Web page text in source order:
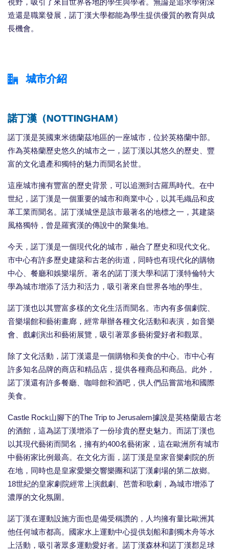
視野，吸引了來自世界各地的學生與學者。無論是追求學術深
造還是職業發展，諾丁漢大學都能為學生提供優質的教育與成
長機會。
城市介紹
諾丁漢（NOTTINGHAM）
諾丁漢是英國東米德蘭茲地區的一座城市，位於英格蘭中部。
作為英格蘭歷史悠久的城市之一，諾丁漢以其悠久的歷史、豐
富的文化遺產和獨特的魅力而聞名於世。
這座城市擁有豐富的歷史背景，可以追溯到古羅馬時代。在中
世紀，諾丁漢是一個重要的城市和商業中心，以其毛織品和皮
革工業而聞名。諾丁漢城堡是該市最著名的地標之一，其建築
風格獨特，曾是羅賓漢的傳說中的聚集地。
今天，諾丁漢是一個現代化的城市，融合了歷史和現代文化。
市中心有許多歷史建築和古老的街道，同時也有現代化的購物
中心、餐廳和娛樂場所。著名的諾丁漢大學和諾丁漢特倫特大
學為城市增添了活力和活力，吸引著來自世界各地的學生。
諾丁漢也以其豐富多樣的文化生活而聞名。市內有多個劇院、
音樂場館和藝術畫廊，經常舉辦各種文化活動和表演，如音樂
會、戲劇演出和藝術展覽，吸引著眾多藝術愛好者和觀眾。
除了文化活動，諾丁漢還是一個購物和美食的中心。市中心有
許多知名品牌的商店和精品店，提供各種商品和商品。此外，
諾丁漢還有許多餐廳、咖啡館和酒吧，供人們品嘗當地和國際
美食。
Castle Rock山腳下的The Trip to Jerusalem據說是英格蘭最古老
的酒館，這為諾丁漢增添了一份珍貴的歷史魅力。而諾丁漢也
以其現代藝術而聞名，擁有約400名藝術家，這在歐洲所有城市
中藝術家比例最高。在文化方面，諾丁漢是皇家音樂劇院的所
在地，同時也是皇家愛樂交響樂團和諾丁漢劇場的第二故鄉。
18世紀的皇家劇院經常上演戲劇、芭蕾和歌劇，為城市增添了
濃厚的文化氛圍。
諾丁漢在運動設施方面也是備受稱讚的，人均擁有量比歐洲其
他任何城市都高。國家水上運動中心提供划船和劃獨木舟等水
上活動，吸引著眾多運動愛好者。諾丁漢森林和諾丁漢郡足球